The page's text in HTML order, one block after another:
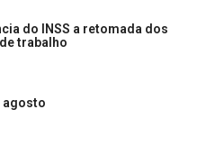
do INSS a retomada dos
trabalho
agosto